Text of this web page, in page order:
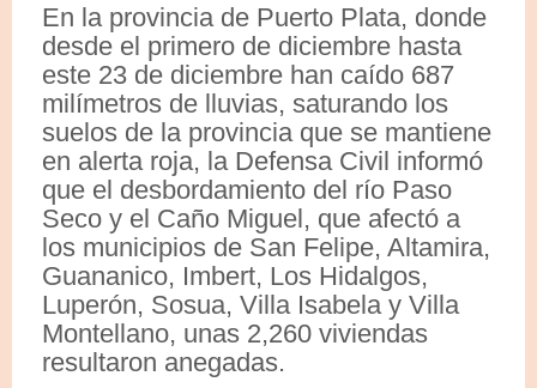
En la provincia de Puerto Plata, donde
desde el primero de diciembre hasta
este 23 de diciembre han caído 687
milímetros de lluvias, saturando los
suelos de la provincia que se mantiene
en alerta roja, la Defensa Civil informó
que el desbordamiento del río Paso
Seco y el Caño Miguel, que afectó a
los municipios de San Felipe, Altamira,
Guananico, Imbert, Los Hidalgos,
Luperón, Sosua, Villa Isabela y Villa
Montellano, unas 2,260 viviendas
resultaron anegadas.